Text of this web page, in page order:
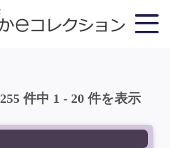
255 件中 1 - 20 件を表示